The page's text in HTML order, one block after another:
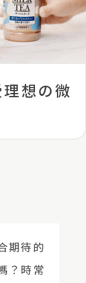
想の微
期待的
？時常